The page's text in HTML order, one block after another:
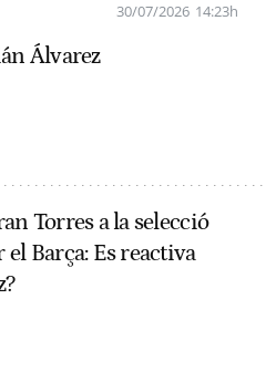
30/07/2026 14:23h
Álvarez
Torres a la selecció
Barça: Es reactiva